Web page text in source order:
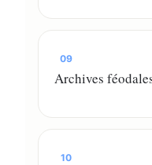
09
Archives
10